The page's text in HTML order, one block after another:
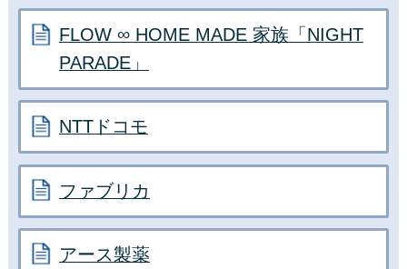
FLOW ∞ HOME MADE 家族「NIGHT
PARADE」
NTTドコモ
ファブリカ
アース製薬